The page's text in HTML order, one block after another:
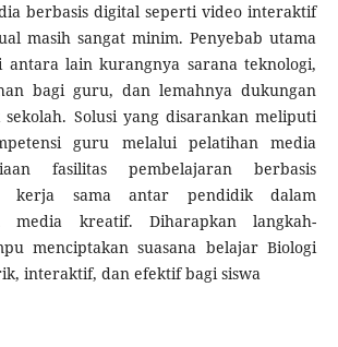
berbasis digital seperti video interaktif
masih sangat minim. Penyebab utama
antara lain kurangnya sarana teknologi,
bagi guru, dan lemahnya dukungan
Solusi yang disarankan meliputi
guru melalui pelatihan media
fasilitas pembelajaran berbasis
kerja sama antar pendidik dalam
media kreatif. Diharapkan langkah-
menciptakan suasana belajar Biologi
interaktif, dan efektif bagi siswa